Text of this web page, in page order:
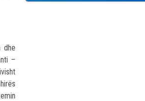
dhe
–